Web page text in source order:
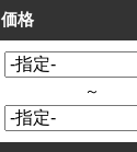
価格
～